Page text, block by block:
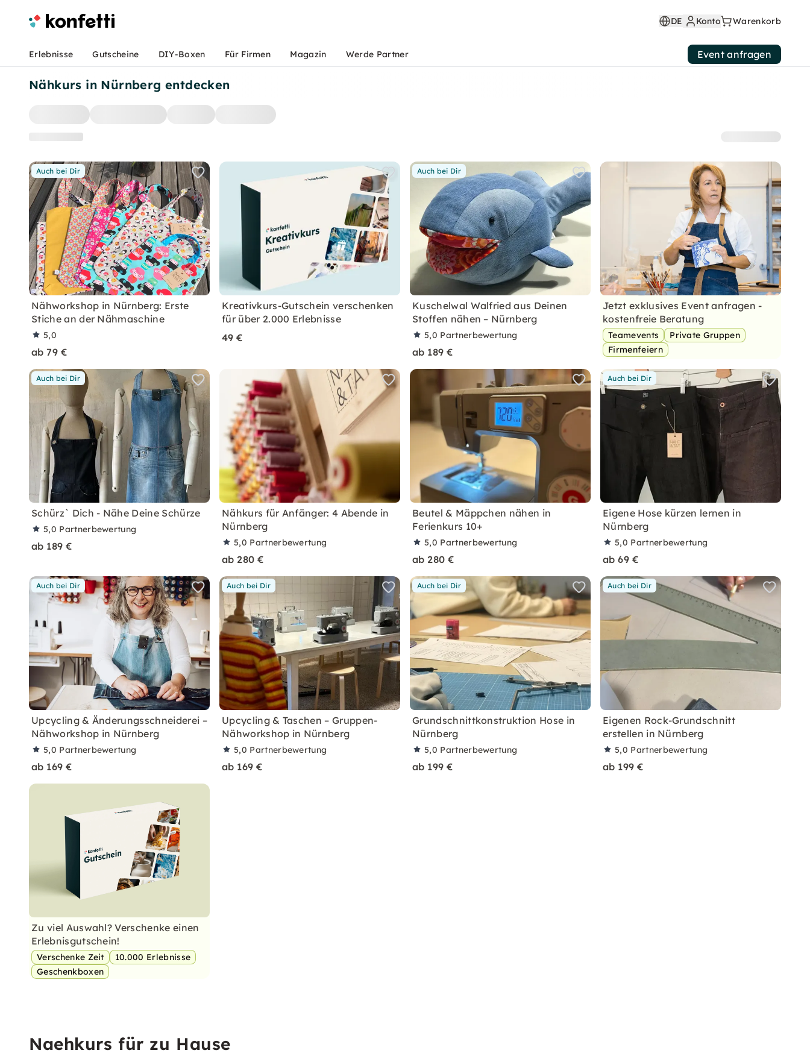
Nähkurs in Nürnberg entdecken
Auch bei Dir
Nähworkshop in Nürnberg: Erste
Stiche an der Nähmaschine
5,0
ab 79 €
Kreativkurs-Gutschein verschenken
für über 2.000 Erlebnisse
49 €
Auch bei Dir
Kuschelwal Walfried aus Deinen
Stoffen nähen – Nürnberg
5,0 Partnerbewertung
ab 189 €
Jetzt exklusives Event anfragen -
kostenfreie Beratung
Teamevents
Private Gruppen
Firmenfeiern
Auch bei Dir
Schürz` Dich - Nähe Deine Schürze
5,0 Partnerbewertung
ab 189 €
Nähkurs für Anfänger: 4 Abende in
Nürnberg
5,0 Partnerbewertung
ab 280 €
Beutel & Mäppchen nähen in
Ferienkurs 10+
5,0 Partnerbewertung
ab 280 €
Auch bei Dir
Eigene Hose kürzen lernen in
Nürnberg
5,0 Partnerbewertung
ab 69 €
Auch bei Dir
Upcycling & Änderungsschneiderei –
Nähworkshop in Nürnberg
5,0 Partnerbewertung
ab 169 €
Auch bei Dir
Upcycling & Taschen – Gruppen-
Nähworkshop in Nürnberg
5,0 Partnerbewertung
ab 169 €
Auch bei Dir
Grundschnittkonstruktion Hose in
Nürnberg
5,0 Partnerbewertung
ab 199 €
Auch bei Dir
Eigenen Rock-Grundschnitt
erstellen in Nürnberg
5,0 Partnerbewertung
ab 199 €
Zu viel Auswahl? Verschenke einen
Erlebnisgutschein!
Verschenke Zeit
10.000 Erlebnisse
Geschenkboxen
Naehkurs für zu Hause
DE Konto Warenkorb
Erlebnisse Gutscheine DIY-Boxen Für Firmen Magazin Werde Partner Event anfragen